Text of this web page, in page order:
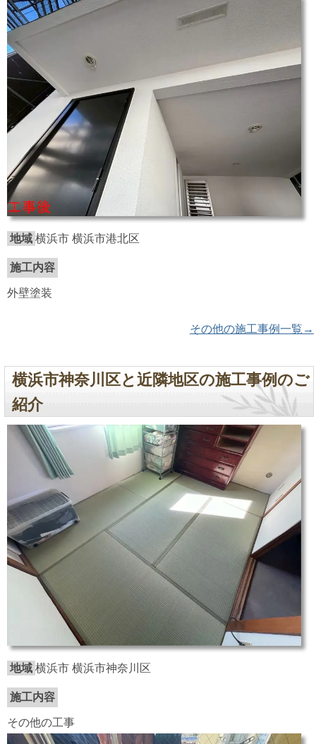
地域 横浜市 横浜市港北区
施工内容
外壁塗装
その他の施工事例一覧→
横浜市神奈川区と近隣地区の施工事例のご
紹介
地域 横浜市 横浜市神奈川区
施工内容
その他の工事